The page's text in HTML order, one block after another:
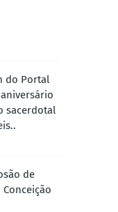
do Portal
sacerdotal
de